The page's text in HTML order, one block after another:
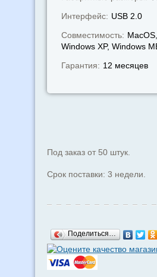
Интерфейс: USB 2.0
Совместимость:
Windows XP, Windows
Гарантия: 12 месяцев
Под заказ от 50 штук.
Срок поставки: 3 недели.
Поделиться…